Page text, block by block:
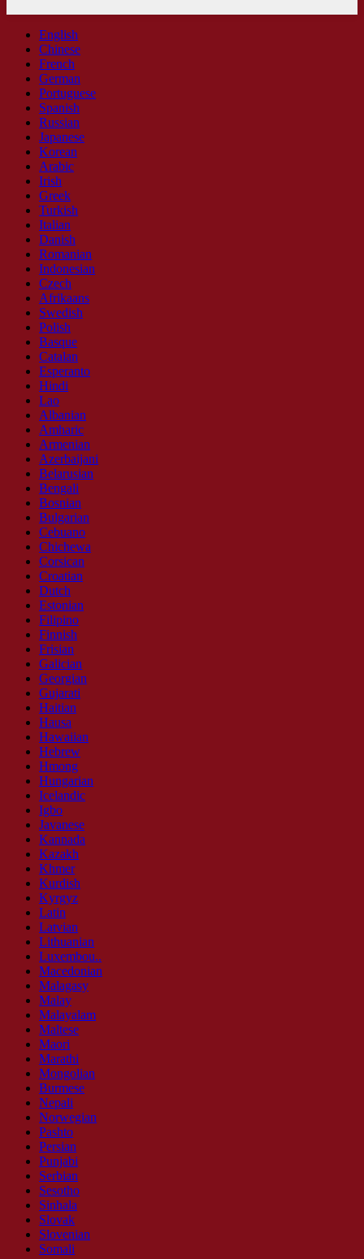
English
Chinese
French
German
Portuguese
Spanish
Russian
Japanese
Korean
Arabic
Irish
Greek
Turkish
Italian
Danish
Romanian
Indonesian
Czech
Afrikaans
Swedish
Polish
Basque
Catalan
Esperanto
Hindi
Lao
Albanian
Amharic
Armenian
Azerbaijani
Belarusian
Bengali
Bosnian
Bulgarian
Cebuano
Chichewa
Corsican
Croatian
Dutch
Estonian
Filipino
Finnish
Frisian
Galician
Georgian
Gujarati
Haitian
Hausa
Hawaiian
Hebrew
Hmong
Hungarian
Icelandic
Igbo
Javanese
Kannada
Kazakh
Khmer
Kurdish
Kyrgyz
Latin
Latvian
Lithuanian
Luxembou..
Macedonian
Malagasy
Malay
Malayalam
Maltese
Maori
Marathi
Mongolian
Burmese
Nepali
Norwegian
Pashto
Persian
Punjabi
Serbian
Sesotho
Sinhala
Slovak
Slovenian
Somali